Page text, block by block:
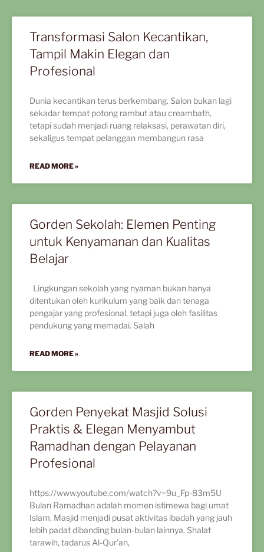
Transformasi Salon Kecantikan,
Tampil Makin Elegan dan
Profesional
Dunia kecantikan terus berkembang. Salon bukan lagi
sekadar tempat potong rambut atau creambath,
tetapi sudah menjadi ruang relaksasi, perawatan diri,
sekaligus tempat pelanggan membangun rasa
READ MORE »
Gorden Sekolah: Elemen Penting
untuk Kenyamanan dan Kualitas
Belajar
Lingkungan sekolah yang nyaman bukan hanya
ditentukan oleh kurikulum yang baik dan tenaga
pengajar yang profesional, tetapi juga oleh fasilitas
pendukung yang memadai. Salah
READ MORE »
Gorden Penyekat Masjid Solusi
Praktis & Elegan Menyambut
Ramadhan dengan Pelayanan
Profesional
https://www.youtube.com/watch?v=9u_Fp-83m5U
Bulan Ramadhan adalah momen istimewa bagi umat
Islam. Masjid menjadi pusat aktivitas ibadah yang jauh
lebih padat dibanding bulan-bulan lainnya. Shalat
tarawih, tadarus Al-Qur’an,